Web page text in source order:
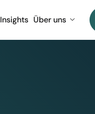
Insights Über uns